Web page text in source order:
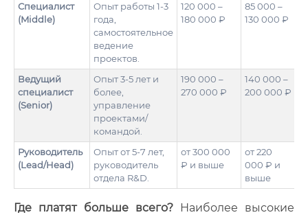
Специалист
(Middle)
Опыт работы 1-3
года,
самостоятельное
ведение
проектов.
120 000 –
180 000 ₽
85 000 –
130 000 ₽
Ведущий
специалист
(Senior)
Опыт 3-5 лет и
более,
управление
проектами/
командой.
190 000 –
270 000 ₽
140 000 –
200 000 ₽
Руководитель
(Lead/Head)
Опыт от 5-7 лет,
руководитель
отдела R&D.
от 300 000
₽ и выше
от 220
000 ₽ и
выше
Где платят больше всего? Наиболее высокие